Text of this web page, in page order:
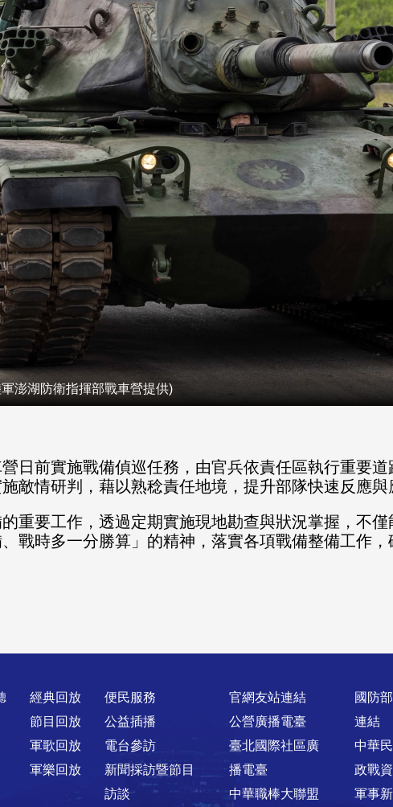
澎湖防衛指揮部戰車營提供)
日前實施戰備偵巡任務，由官兵依責任區執行重要
敵情研判，藉以熟稔責任地境，提升部隊快速反應與
重要工作，透過定期實施現地勘查與狀況掌握，不
戰時多一分勝算」的精神，落實各項戰備整備工作
經典回放
節目回放
軍歌回放
軍樂回放
便民服務
公益插播
電台參訪
新聞採訪暨節目
訪談
官網友站連結
公營廣播電臺
臺北國際社區廣
播電臺
中華職棒大聯盟
國防
連結
中華
政戰
軍事